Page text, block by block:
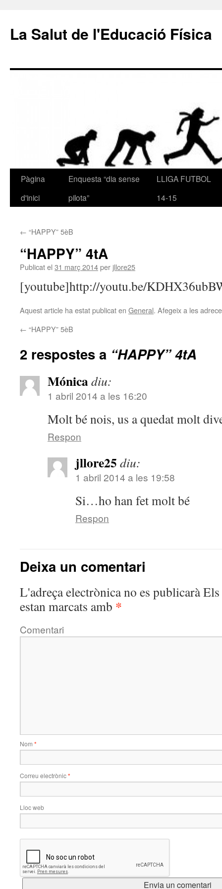
La Salut de l'Educació Física
Vés
Pàgina
d'inici
Enquesta “dia sense
pilota”
LLIGA FUTBOL
14-15
← “HAPPY” 5èB
“HAPPY” 4tA
Publicat el 31 març 2014per jllore25
[youtube]http://youtu.be/
Aquest article ha estat publicat en General. Afegeix a les
← “HAPPY” 5èB
2 respostes a “HAPPY” 4tA
Mónicadiu:
1 abril 2014 a les 16:20
Molt bé nois, us a quedat molt
Respon
jllore25 diu:
1 abril 2014 a les 19:58
Si…ho han fet molt bé
Respon
Deixa un comentari
L'adreça electrònica no es publicaràEls
estan marcats amb *
Comentari
Nom *
Correu electrònic*
Lloc web